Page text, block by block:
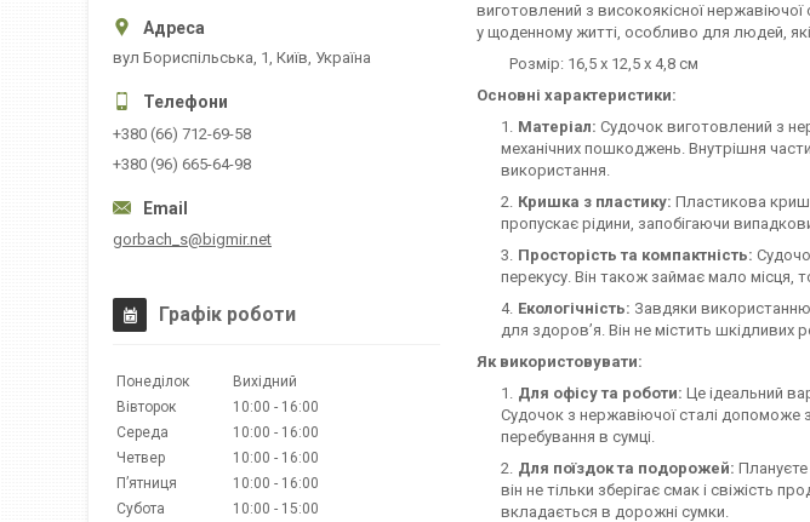
виготовлений з високоякісної
у щоденному житті, особливо для людей,
Розмір: 16,5 х 12,5 х 4,8 см
Основні характеристики:
Матеріал: Судочок виготовлений з
механічних пошкоджень. Внутрішня
використання.
Кришка з пластику: Пластикова
пропускає рідини, запобігаючи
Просторість та компактність:
перекусу. Він також займає мало місця,
Екологічність: Завдяки використанню
для здоров’я. Він не містить шкідливих
Як використовувати:
Для офісу та роботи: Це ідеальний
Судочок з нержавіючої сталі допоможе
перебування в сумці.
Для поїздок та подорожей:
він не тільки зберігає смак і свіжість
вкладається в дорожні сумки.
вул Бориспільська, 1, Київ, Україна
+380 (66) 712-69-58
+380 (96) 665-64-98
gorbach_s@bigmir.net
Графік роботи
Понеділок
Вихідний
Вівторок
10:00
16:00
Середа
10:00
16:00
Четвер
10:00
16:00
Пʼятниця
10:00
16:00
Субота
10:00
15:00